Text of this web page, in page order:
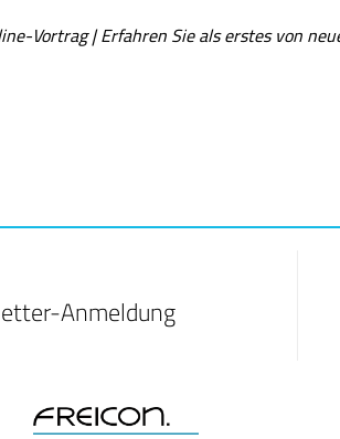
Vortrag | Erfahren Sie als erstes von
Anmeldung